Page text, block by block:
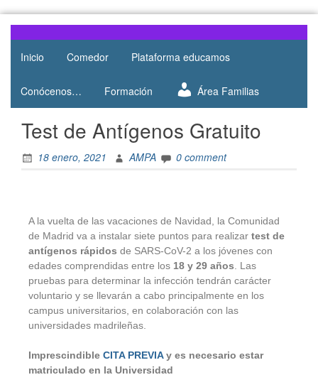
AMPA
Salesianos
Atocha
AMPA del
Colegio
de Atocha
Inicio Comedor Plataforma educamos
Conócenos… Formación Área Familias
Test de Antígenos Gratuito
18 enero, 2021 AMPA 0 comment
A la vuelta de las vacaciones de Navidad, la Comunidad
de Madrid va a instalar siete puntos para realizar test de
antígenos rápidos de SARS-CoV-2 a los jóvenes con
edades comprendidas entre los 18 y 29 años . Las
pruebas para determinar la infección tendrán carácter
voluntario y se llevarán a cabo principalmente en los
campus universitarios, en colaboración con las
universidades madrileñas.
Imprescindible CITA PREVIAy es necesario estar
matriculado en la Universidad